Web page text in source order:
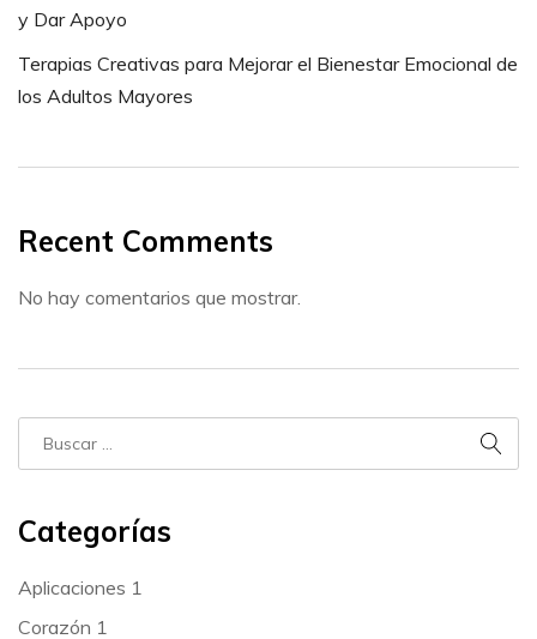
y Dar Apoyo
Terapias Creativas para Mejorar el Bienestar Emocional de
los Adultos Mayores
Recent Comments
No hay comentarios que mostrar.
Categorías
Aplicaciones 1
Corazón 1